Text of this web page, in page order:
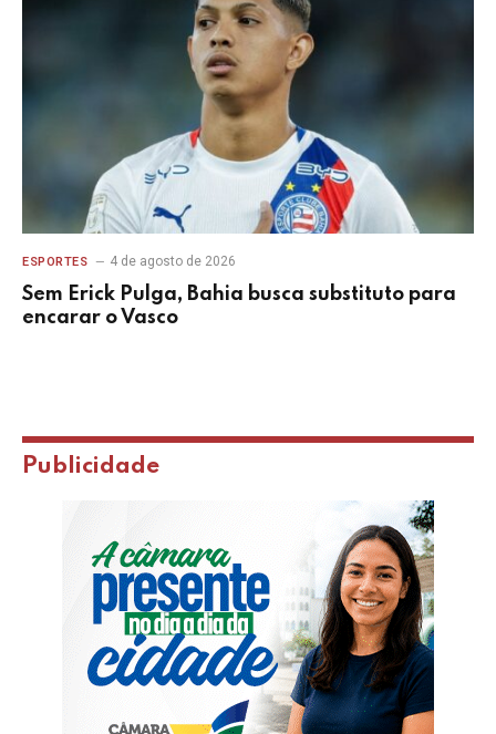
ESPORTES 4 de agosto de 2026
Sem Erick Pulga, Bahia busca substituto para
encarar o Vasco
Publicidade